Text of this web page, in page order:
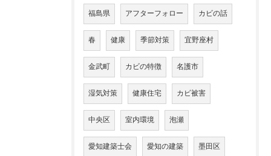
福島県 アフターフォロー カビの話
春 健康 季節対策 宜野座村
金武町 カビの特徴 名護市
湿気対策 健康住宅 カビ被害
中央区 室内環境 泡瀬
愛知建築士会 愛知の建築 墨田区